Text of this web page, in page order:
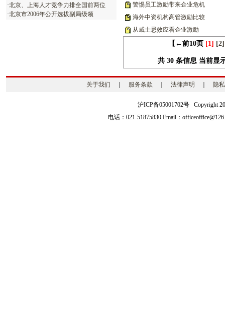
·北京、上海人才竞争力排全国前两位
·北京市2006年公开选拔副局级领
警惕员工激励带来企业危机
海外中资机构高管激励比较
从威士忌效应看企业激励
【←前10页 [1] [2]
共 30 条信息 当前显
关于我们 服务条款 法律声明 隐
沪ICP备05001702号 Copyright
电话：021-51875830 Email：